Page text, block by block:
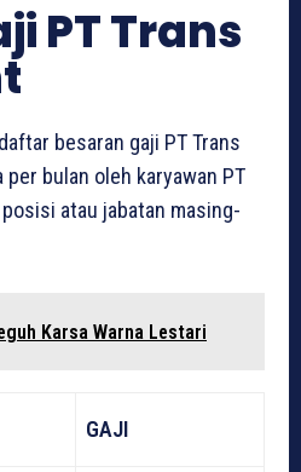
PT Trans
besaran gaji PT Trans
bulan oleh karyawan PT
atau jabatan masing-
Karsa Warna Lestari
GAJI